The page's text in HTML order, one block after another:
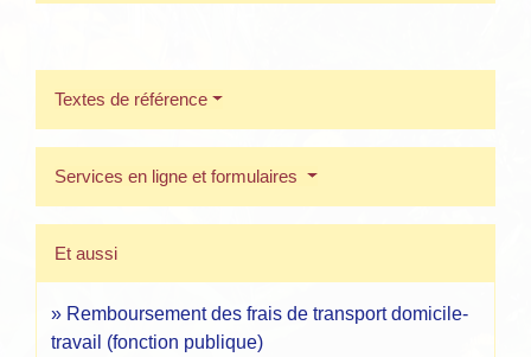
Textes de référence
Services en ligne et formulaires
Et aussi
Remboursement des frais de transport domicile-
travail (fonction publique)